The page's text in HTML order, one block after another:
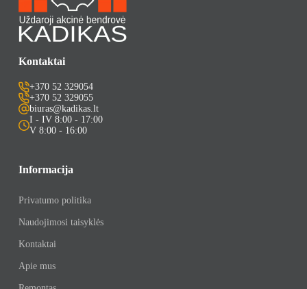
Informacija
Privatumo politika
Naudojimosi taisyklės
Kontaktai
Apie mus
Kontaktai
+370 52 329054
+370 52 329055
biuras@kadikas.lt
I - IV 8:00 - 17:00
V 8:00 - 16:00